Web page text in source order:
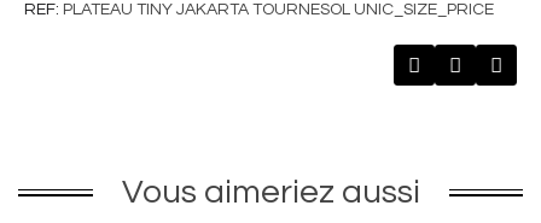
REF PLATEAU TINY JAKARTA TOURNESOL UNIC_SIZE_PRICE
Vous aimeriez aussi